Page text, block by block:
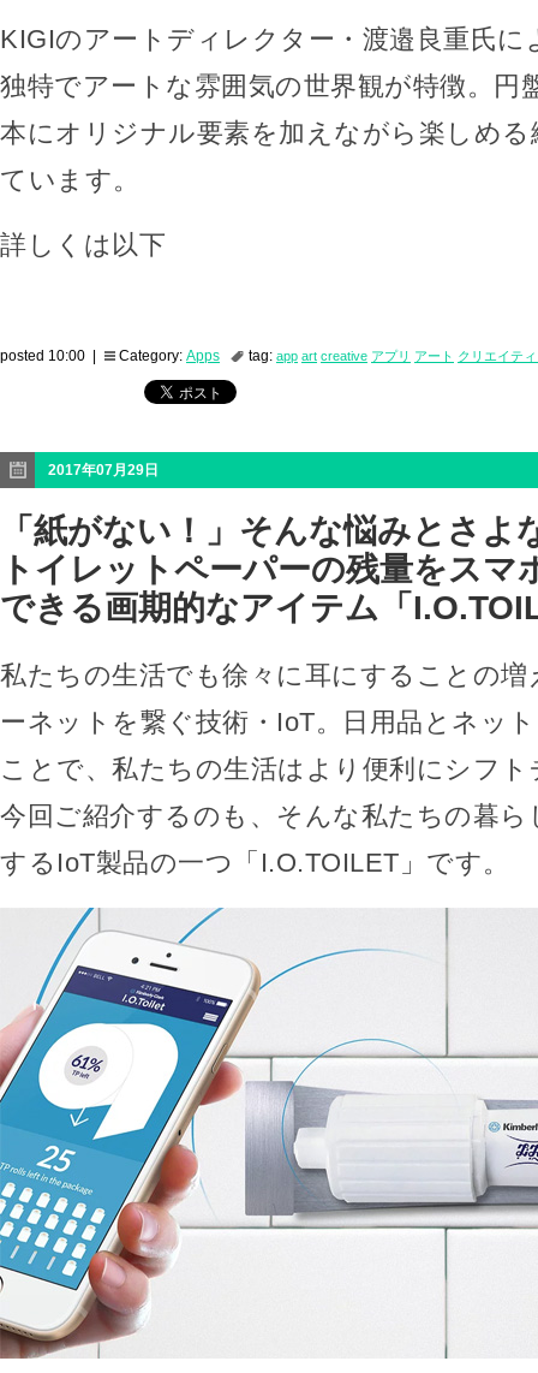
KIGIのアートディレクター・渡邉良重氏
独特でアートな雰囲気の世界観が特徴。円
本にオリジナル要素を加えながら楽しめ
ています。
詳しくは以下
posted 10:00 | Category: Apps tag: app art creative アプリ アート クリエイテ
2017年07月29日
「紙がない！」そんな悩みとさよ
トイレットペーパーの残量をスマ
できる画期的なアイテム「
私たちの生活でも徐々に耳にすることの
ーネットを繋ぐ技術・IoT。日用品とネッ
ことで、私たちの生活はより便利にシフ
今回ご紹介するのも、そんな私たちの暮
するIoT製品の一つ「I.O.TOILET」です。